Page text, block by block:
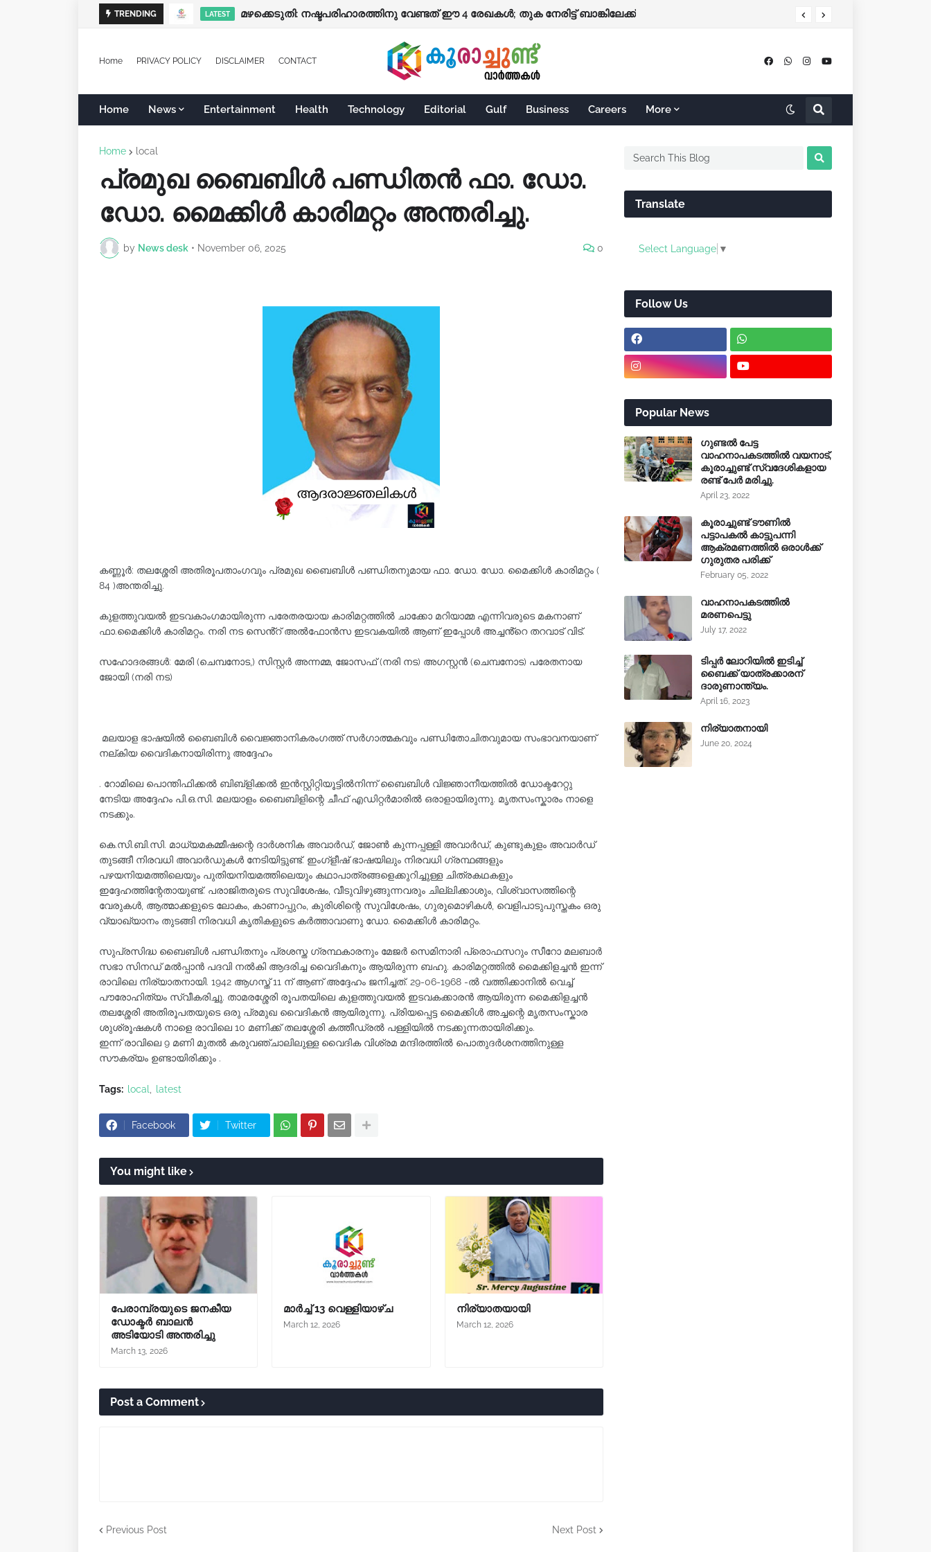
TRENDING LATEST മഴക്കെടുതി: നഷ്ടപരിഹാരത്തിനു വേണ്ടത് ഈ 4 രേഖകൾ; തുക നേരിട്ട് ബാങ്കിലേക്ക്
LATEST പ്രത്യേക ശ്രദ്ധക്ക്
Home PRIVACY POLICY DISCLAIMER CONTACT
Home News Entertainment Health Technology Editorial Gulf Business Careers More
Home local
പ്രമുഖ ബൈബിള്‍ പണ്ഡിതന്‍ ഫാ. ഡോ.
ഡോ. മൈക്കിള്‍ കാരിമറ്റം അന്തരിച്ചു.
by News desk • November 06, 2025 0
കണ്ണൂര്‍: തലശ്ശേരി അതിരൂപതാംഗവും പ്രമുഖ ബൈബിള്‍ പണ്ഡിതനുമായ ഫാ. ഡോ. ഡോ. മൈക്കിള്‍ കാരിമറ്റം (
84 )അന്തരിച്ചു.
കുളത്തുവയൽ ഇടവകാംഗമായിരുന്ന പരേതരയായ കാരിമറ്റത്തിൽ ചാക്കോ മറിയാമ്മ എന്നിവരുടെ മകനാണ്
ഫാ.മൈക്കിൾ കാരിമറ്റം. നരി നട സെൻ്റ് അൽഫോൻസ ഇടവകയിൽ ആണ് ഇപ്പോൾ അച്ചൻ്റെ തറവാട് വിട്.
സഹോദരങ്ങൾ: മേരി (ചെമ്പനോട,) സിസ്റ്റർ അന്നമ്മ, ജോസഫ് (നരി നട) അഗസ്റ്റൻ (ചെമ്പനോട) പരേതനായ
ജോയി (നരി നട)
മലയാള ഭാഷയില്‍ ബൈബിള്‍ വൈജ്ഞാനികരംഗത്ത് സര്‍ഗാത്മകവും പണ്ഡിതോചിതവുമായ സംഭാവനയാണ്
നല്കിയ വൈദികനായിരിന്നു അദ്ദേഹം
. റോമിലെ പൊന്തിഫിക്കല്‍ ബിബ്‌ളിക്കല്‍ ഇന്‍സ്റ്റിറ്റിയൂട്ടില്‍നിന്ന് ബൈബിള്‍ വിജ്ഞാനീയത്തില്‍ ഡോക്ടറേറ്റു
നേടിയ അദ്ദേഹം പി.ഒ.സി. മലയാളം ബൈബിളിന്റെ ചീഫ് എഡിറ്റര്‍മാരില്‍ ഒരാളായിരുന്നു. മൃതസംസ്കാരം നാളെ
നടക്കും.
കെ.സി.ബി.സി. മാധ്യമകമ്മീഷന്റെ ദാര്‍ശനിക അവാര്‍ഡ്, ജോണ്‍ കുന്നപ്പള്ളി അവാര്‍ഡ്, കുണ്ടുകുളം അവാര്‍ഡ്
തുടങ്ങീ നിരവധി അവാര്‍ഡുകള്‍ നേടിയിട്ടുണ്ട്. ഇംഗ്‌ളീഷ് ഭാഷയിലും നിരവധി ഗ്രന്ഥങ്ങളും
പഴയനിയമത്തിലെയും പുതിയനിയമത്തിലെയും കഥാപാത്രങ്ങളെക്കുറിച്ചുള്ള ചിത്രകഥകളും
ഇദ്ദേഹത്തിന്റേതായുണ്ട്. പരാജിതരുടെ സുവിശേഷം, വീടുവിഴുങ്ങുന്നവരും ചില്ലിക്കാശും, വിശ്വാസത്തിന്റെ
വേരുകള്‍, ആത്മാക്കളുടെ ലോകം, കാണാപ്പുറം, കുരിശിന്റെ സുവിശേഷം, ഗുരുമൊഴികള്‍, വെളിപാടുപുസ്തകം ഒരു
വ്യാഖ്യാനം തുടങ്ങി നിരവധി കൃതികളുടെ കര്‍ത്താവാണു ഡോ. മൈക്കിള്‍ കാരിമറ്റം.
സുപ്രസിദ്ധ ബൈബിൾ പണ്ഡിതനും പ്രശസ്ത ഗ്രന്ഥകാരനും മേജർ സെമിനാരി പ്രൊഫസറും സീറോ മലബാർ
സഭാ സിനഡ് മൽപ്പാൻ പദവി നൽകി ആദരിച്ച വൈദികനും ആയിരുന്ന ബഹു. കാരിമറ്റത്തിൽ മൈക്കിളച്ചൻ ഇന്ന്
രാവിലെ നിര്യാതനായി. 1942 ആഗസ്ത് 11 ന് ആണ് അദ്ദേഹം ജനിച്ചത്. 29-06-1968 -ൽ വത്തിക്കാനിൽ വെച്ച്
പൗരോഹിത്യം സ്വീകരിച്ചു. താമരശ്ശേരി രൂപതയിലെ കുളത്തുവയൽ ഇടവകക്കാരൻ ആയിരുന്ന മൈക്കിളച്ചൻ
തലശ്ശേരി അതിരൂപതയുടെ ഒരു പ്രമുഖ വൈദികൻ ആയിരുന്നു. പ്രിയപ്പെട്ട മൈക്കിൾ അച്ചന്റെ മൃതസംസ്കാര
ശുശ്രൂഷകൾ നാളെ രാവിലെ 10 മണിക്ക് തലശ്ശേരി കത്തീഡ്രൽ പള്ളിയിൽ നടക്കുന്നതായിരിക്കും.
ഇന്ന് രാവിലെ 9 മണി മുതൽ കരുവഞ്ചാലിലുള്ള വൈദിക വിശ്രമ മന്ദിരത്തിൽ പൊതുദർശനത്തിനുള്ള
സൗകര്യം ഉണ്ടായിരിക്കും .
Tags: local latest
Facebook Twitter
You might like
പേരാമ്പ്രയുടെ ജനകീയ
ഡോക്ടർ ബാലൻ
അടിയോടി അന്തരിച്ചു
March 13, 2026
മാർച്ച്‌ 13 വെള്ളിയാഴ്ച
March 12, 2026
നിര്യാതയായി
March 12, 2026
Post a Comment
Previous Post Next Post
Translate
Select Language ▼
Follow Us
Popular News
ഗുണ്ടൽ പേട്ട
വാഹനാപകടത്തിൽ വയനാട്,
കൂരാച്ചുണ്ട് സ്വദേശികളായ
രണ്ട് പേർ മരിച്ചു.
April 23, 2022
കൂരാച്ചുണ്ട് ടൗണിൽ
പട്ടാപകൽ കാട്ടുപന്നി
ആക്രമണത്തിൽ ഒരാൾക്ക്
ഗുരുതര പരിക്ക്
February 05, 2022
വാഹനാപകടത്തിൽ
മരണപെട്ടു
July 17, 2022
ടിപ്പർ ലോറിയിൽ ഇടിച്ച്
ബൈക്ക് യാത്രക്കാരന്
ദാരുണാന്ത്യം.
April 16, 2023
നിര്യാതനായി
June 20, 2024